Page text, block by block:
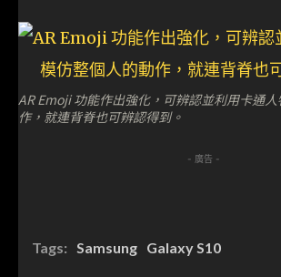
AR Emoji 功能作出強化，可辨認並利用卡通
作，就連背脊也可辨認得到。
- 廣告 -
Tags: Samsung Galaxy S10